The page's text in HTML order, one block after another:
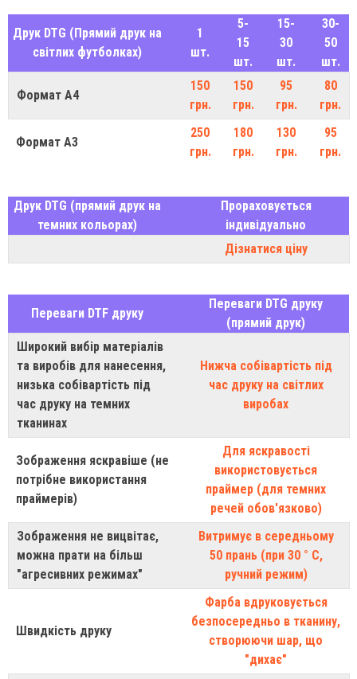
Друк DTG (Прямий друк на
свiтлих футболках)
1
шт.
5-
15
шт.
15-
30
шт.
30-
50
шт.
Формат А4
150
грн.
150
грн.
95
грн.
80
грн.
Формат А3
250
грн.
180
грн.
130
грн.
95
грн.
Друк DTG (прямий друк на
темних кольорах)
Прораховується
індивідуально
Дізнатися ціну
Переваги DTF друку
Переваги DTG друку
(прямий друк)
Широкий вибір матеріалів
та виробів для нанесення,
низька собівартість під
час друку на темних
тканинах
Нижча собівартість під
час друку на світлих
виробах
Зображення яскравіше (не
потрібне використання
праймерів)
Для яскравості
використовується
праймер (для темних
речей обов'язково)
Зображення не вицвітає,
можна прати на більш
"агресивних режимах"
Витримує в середньому
50 прань (при 30 ° С,
ручний режим)
Швидкість друку
Фарба вдруковується
безпосередньо в тканину,
створюючи шар, що
"дихає"